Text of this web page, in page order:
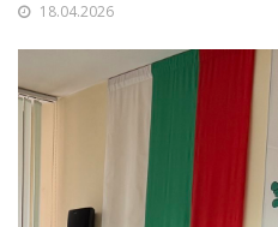
18.04.2026